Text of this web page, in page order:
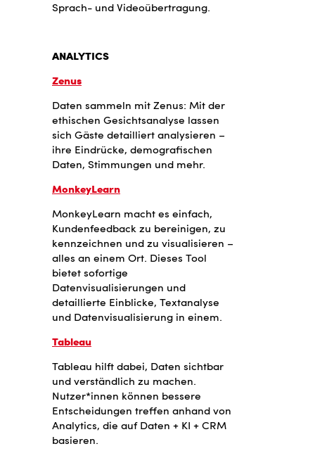
Sprach- und Videoübertragung.
ANALYTICS
Zenus
Daten sammeln mit Zenus: Mit der
ethischen Gesichtsanalyse lassen
sich Gäste detailliert analysieren –
ihre Eindrücke, demografischen
Daten, Stimmungen und mehr.
MonkeyLearn
MonkeyLearn macht es einfach,
Kundenfeedback zu bereinigen, zu
kennzeichnen und zu visualisieren –
alles an einem Ort. Dieses Tool
bietet sofortige
Datenvisualisierungen und
detaillierte Einblicke, Textanalyse
und Datenvisualisierung in einem.
Tableau
Tableau hilft dabei, Daten sichtbar
und verständlich zu machen.
Nutzer*innen können bessere
Entscheidungen treffen anhand von
Analytics, die auf Daten + KI + CRM
basieren.